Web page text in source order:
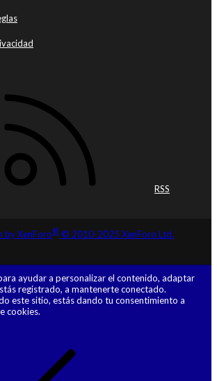
RSS
by XenForo® © 2010-2025 XenForo Ltd.
ayudar a personalizar el contenido, adaptar
registrado, a mantenerte conectado.
este sitio, estás dando tu consentimiento a
cookies.